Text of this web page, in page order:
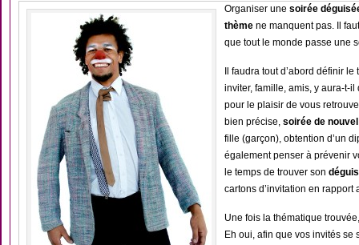
Organiser une soirée
thème ne manquent pas. Il
que tout le monde passe une
Il faudra tout d’abord définir
inviter, famille, amis, y aura-t-
pour le plaisir de vous
bien précise, soirée de
fille (garçon), obtention d’un
également penser à prévenir
le temps de trouver son
cartons d’invitation en
Une fois la thématique
Eh oui, afin que vos invités